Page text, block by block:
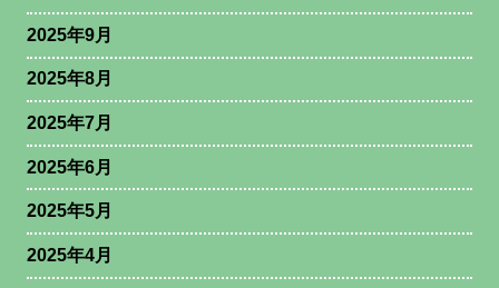
2025年9月
2025年8月
2025年7月
2025年6月
2025年5月
2025年4月